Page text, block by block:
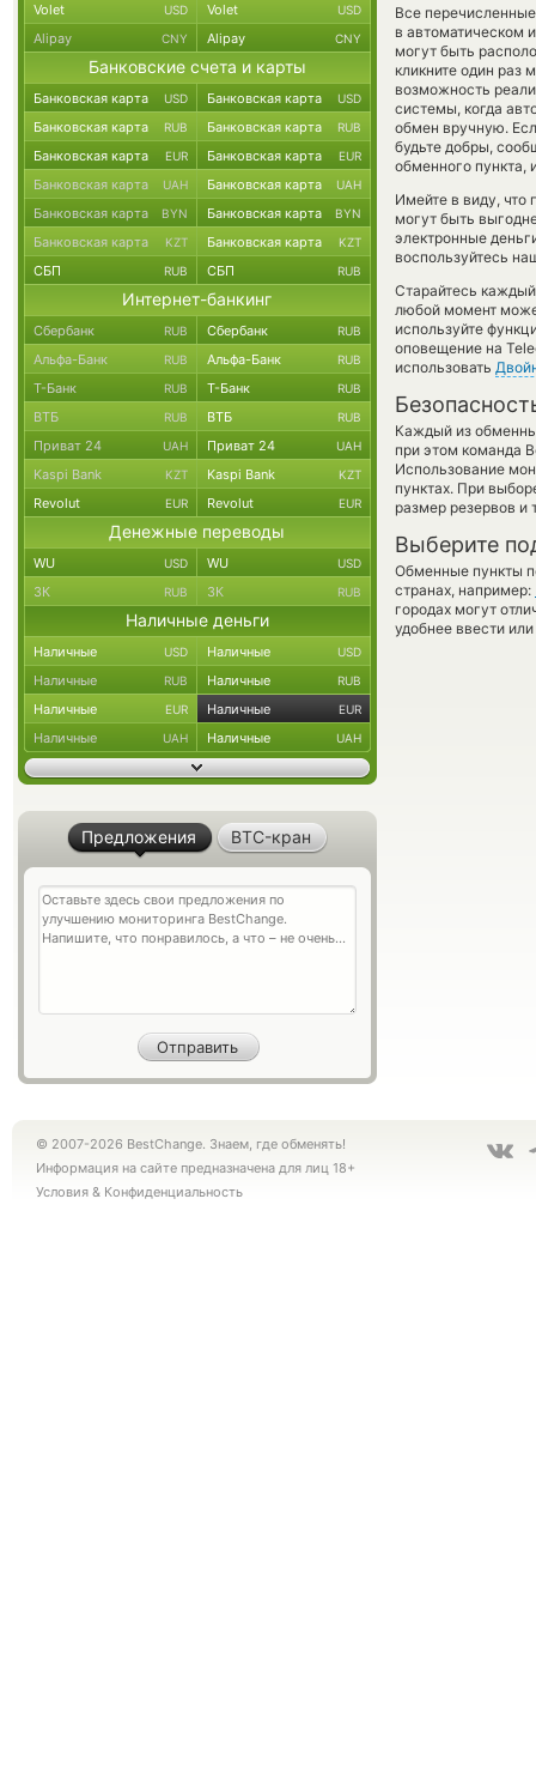
Все
в автоматическом
могут быть
кликните один раз
возможность
системы, когда
обмен вручную.
будьте добры,
обменного пункта,
Имейте в виду, что
могут быть
электронные
воспользуйтесь
Старайтесь
любой момент
используйте
оповещение на
использовать
Каждый из
при этом команда
Использование
пунктах. При
размер резервов и
Выберите
Обменные пункты
странах, например:
городах могут
удобнее ввести
Volet USD Volet USD
Alipay CNY Alipay CNY
Банковские счета и карты
Банковская карта USD Банковская карта USD
Банковская карта RUB Банковская карта RUB
Банковская карта EUR Банковская карта EUR
Банковская карта UAH Банковская карта UAH
Банковская карта BYN Банковская карта BYN
Банковская карта KZT Банковская карта KZT
СБП RUB СБП RUB
Интернет-банкинг
Сбербанк RUB Сбербанк RUB
Альфа-Банк RUB Альфа-Банк RUB
Т-Банк RUB Т-Банк RUB
ВТБ RUB ВТБ RUB
Приват 24 UAH Приват 24 UAH
Kaspi Bank KZT Kaspi Bank KZT
Revolut EUR Revolut EUR
Денежные переводы
WU USD WU USD
ЗК RUB ЗК RUB
Наличные деньги
Наличные USD Наличные USD
Наличные RUB Наличные RUB
Наличные EUR Наличные EUR
Наличные UAH Наличные UAH
Предложения BTC-кран
© 2007-2026 BestChange. Знаем, где обменять!
Информация на сайте предназначена для лиц 18+
Условия & Конфиденциальность